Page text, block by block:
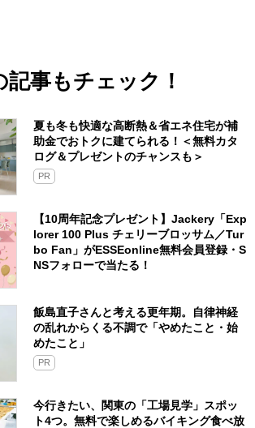
記事もチェック！
夏も冬も快適な高断熱＆省エネ住宅が補
助金でおトクに建てられる！＜無料カタ
ログ＆プレゼントのチャンスも＞
PR
【10周年記念プレゼント】Jackery「Exp
lorer 100 Plus チェリーブロッサム／Tur
bo Fan」がESSEonline無料会員登録・S
NSフォローで当たる！
飯島直子さんと考える更年期。自律神経
の乱れからくる不調で「やめたこと・始
めたこと」
PR
今行きたい、関東の「工場見学」スポッ
ト4つ。無料で楽しめるバイキング食べ放